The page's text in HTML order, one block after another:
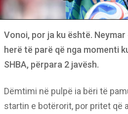
Vonoi, por ja ku është.
herë të parë që nga momenti
SHBA, përpara 2 javësh.
Dëmtimi në pulpë ia bëri të
startin e botërorit, por pritet që